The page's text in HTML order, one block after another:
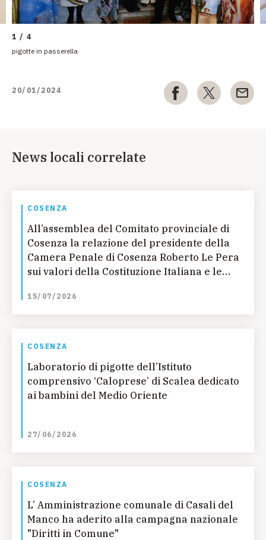
1 / 4
pigotte in passerella
20/01/2024
News locali correlate
COSENZA
All’assemblea del Comitato provinciale di
Cosenza la relazione del presidente della
Camera Penale di Cosenza Roberto Le Pera
sui valori della Costituzione Italiana e le
15/07/2026
COSENZA
Laboratorio di pigotte dell’Istituto
comprensivo ‘Caloprese’ di Scalea dedicato
ai bambini del Medio Oriente
27/06/2026
COSENZA
L’ Amministrazione comunale di Casali del
Manco ha aderito alla campagna nazionale
"Diritti in Comune"